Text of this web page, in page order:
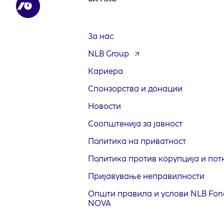
За нас
NLB Group
opens
in
a
new
Кариера
Спонзорства и донации
Новости
Соопштенија за јавност
Политика на приватност
Политика против корупција и
Пријавување неправилности
Општи правила и услови NLB
NOVA